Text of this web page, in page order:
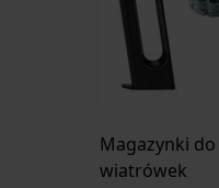
Magazynki do
wiatrówek